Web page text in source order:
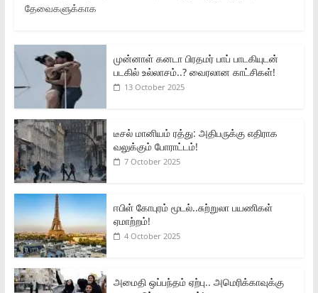
தேவைகளுக்காக
முன்னாள் கனடா பிரதமர் பாப் பாடகியுடன்
படகில் உல்லாசம்..? வைரலான காட்சிகள்!
13 October 2025
டீசல் மானியம் ரத்து: அதிபருக்கு எதிராக
வலுக்கும் போராட்டம்!
7 October 2025
ஈபிள் கோபுரம் மூடல்..சுற்றுலா பயணிகள்
ஏமாற்றம்!
4 October 2025
அமைதி ஒப்பந்தம் ஏற்பு.. அமெரிக்காவுக்கு